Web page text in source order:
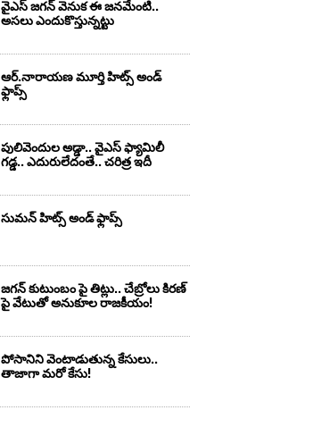
వైఎస్‌ జగన్‌ వెనుక ఈ జనమేంటి..
అసలు ఎందుకొస్తున్నట్టు
ఆర్‌.నారాయ‌ణ మూర్తి హిట్స్ అండ్
ఫ్లాప్స్‌
పులివెందుల అడ్డా.. వైఎస్ ఫ్యామిలీ
గడ్డ.. ఎదురులేదంతే.. చరిత్ర ఇదీ
సుమ‌న్ హిట్స్ అండ్ ఫ్లాప్స్‌
జగన్ కుటుంబం పై తిట్లు.. చేబ్రోలు కిరణ్
పై వేటుతో అనుకూల రాజకీయం!
పోసానిని వెంటాడుతున్న కేసులు..
తాజాగా మరో కేసు!